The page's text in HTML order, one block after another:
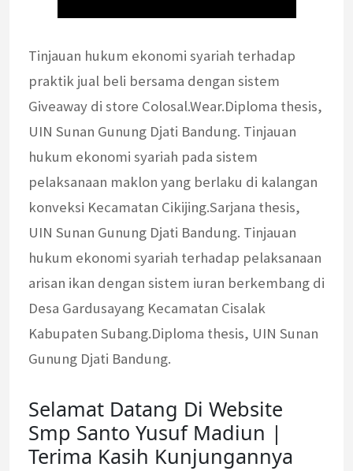
Tinjauan hukum ekonomi syariah terhadap
praktik jual beli bersama dengan sistem
Giveaway di store Colosal.Wear.Diploma thesis,
UIN Sunan Gunung Djati Bandung. Tinjauan
hukum ekonomi syariah pada sistem
pelaksanaan maklon yang berlaku di kalangan
konveksi Kecamatan Cikijing.Sarjana thesis,
UIN Sunan Gunung Djati Bandung. Tinjauan
hukum ekonomi syariah terhadap pelaksanaan
arisan ikan dengan sistem iuran berkembang di
Desa Gardusayang Kecamatan Cisalak
Kabupaten Subang.Diploma thesis, UIN Sunan
Gunung Djati Bandung.
Selamat Datang Di Website
Smp Santo Yusuf Madiun |
Terima Kasih Kunjungannya